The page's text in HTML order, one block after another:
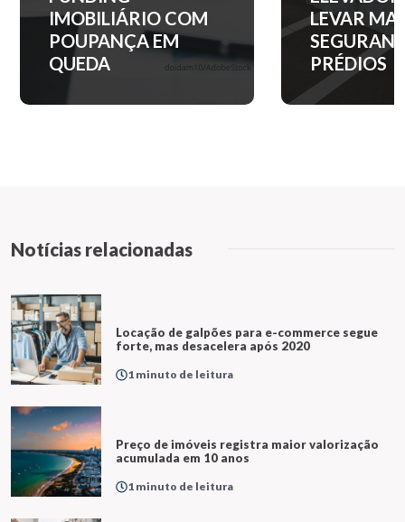
LEVAR MAIS
SEGURANÇA AOS
PRÉDIOS
NOS
BAIRROS
PAULO?
Notícias relacionadas
Locação de galpões para e-commerce segue
forte, mas desacelera após 2020
1 minuto de leitura
Preço de imóveis registra maior valorização
acumulada em 10 anos
1 minuto de leitura